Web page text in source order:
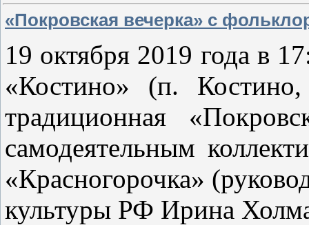
«Покровская вечерка» с
19 октября 2019 года в
«Костино» (п.
традиционная
самодеятельным
«Красногорочка»
культуры РФ Ирина